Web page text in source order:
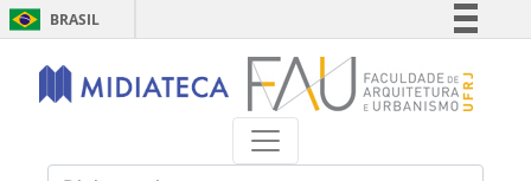
BRASIL
Simplifique!
Comunica BR
Acesso à informação